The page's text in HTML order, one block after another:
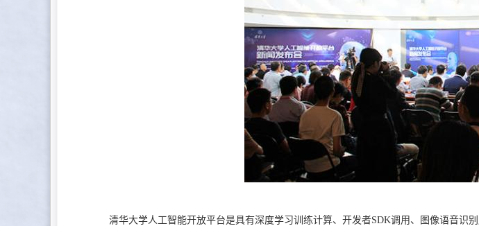
清华大学人工智能开放平台是具有深度学习训练计算、开发者SDK调用、图像语音识